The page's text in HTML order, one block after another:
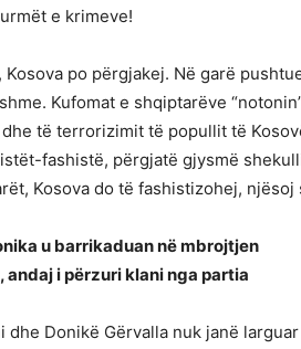
e krimeve!
po përgjakej. Në garë
Kufomat e shqiptarëve
të terrorizimit të popullit të
fashistë, përgjatë gjysmë
Kosova do të fashistizohej,
u barrikaduan në mbrojtjen
andaj i përzuri klani nga partia
dhe Donikë Gërvalla nuk janë